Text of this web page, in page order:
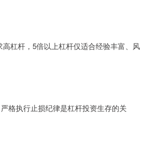
杠杆，5倍以上杠杆仅适合经验丰富、风
格执行止损纪律是杠杆投资生存的关